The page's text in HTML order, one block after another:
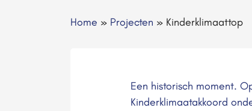
Home » Projecten » Kinderklimaattop
Een historisch moment.
Kinderklimaatakkoord